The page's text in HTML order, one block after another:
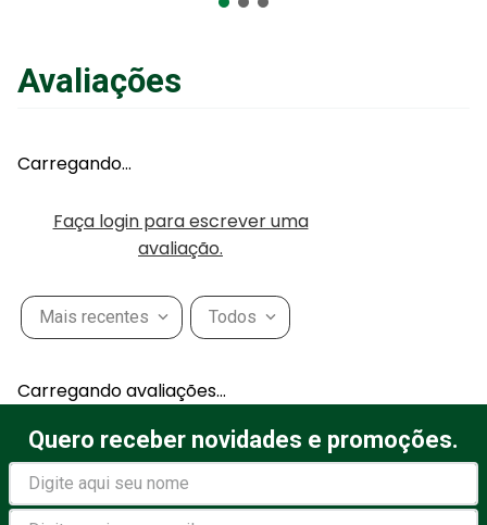
Avaliações
Carregando…
Faça login para escrever uma
avaliação.
Mais recentes Todos
Carregando avaliações…
Quero receber novidades e promoções.